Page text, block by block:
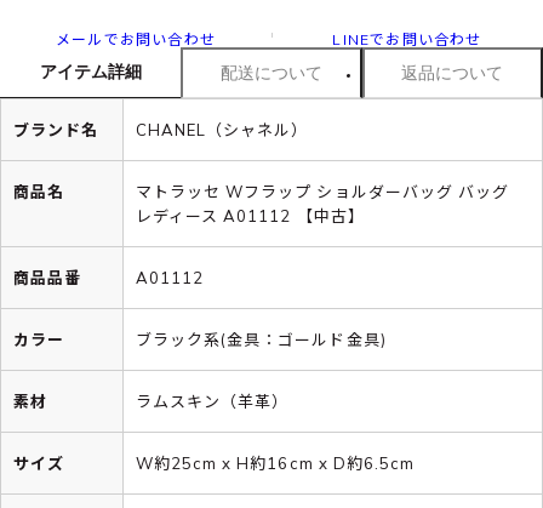
メールでお問い合わせ LINEでお問い合わせ
アイテム詳細 配送について 返品について
ブランド名 CHANEL（シャネル）
商品名
マトラッセ Wフラップ ショルダーバッグ バッグ
レディース A01112 【中古】
商品品番 A01112
カラー ブラック系(金具：ゴールド金具)
素材 ラムスキン（羊革）
サイズ W約25cm x H約16cm x D約6.5cm